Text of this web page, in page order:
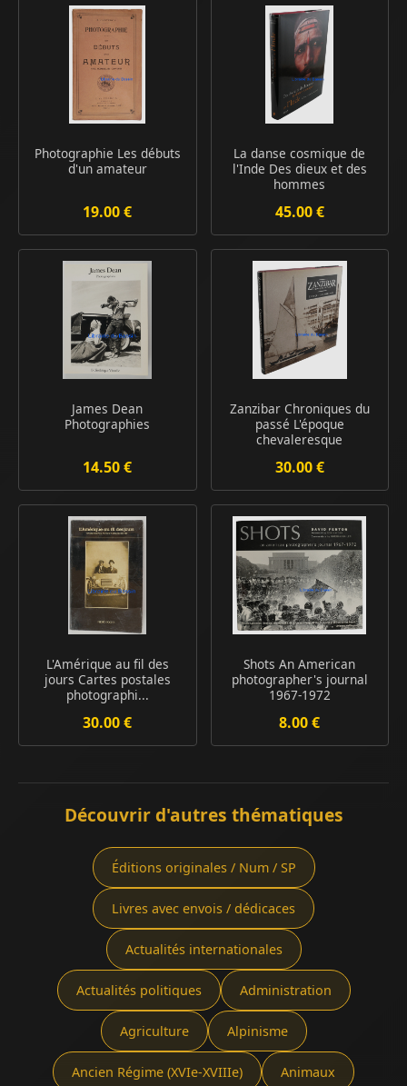
Photographie Les débuts
d'un amateur
19.00 €
La danse cosmique de
l'Inde Des dieux et des
hommes
45.00 €
James Dean
Photographies
14.50 €
Zanzibar Chroniques du
passé L'époque
chevaleresque
30.00 €
L'Amérique au fil des
jours Cartes postales
photographi...
30.00 €
Shots An American
photographer's journal
1967-1972
8.00 €
Découvrir d'autres thématiques
Éditions originales / Num / SP
Livres avec envois / dédicaces
Actualités internationales
Actualités politiques Administration
Agriculture Alpinisme
Ancien Régime (XVIe-XVIIIe) Animaux